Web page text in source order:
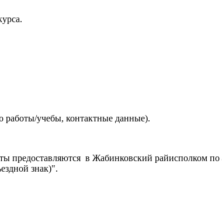
работы/учебы, контактные данные).
предоставляются в Жабинковский райисполком
знак)".